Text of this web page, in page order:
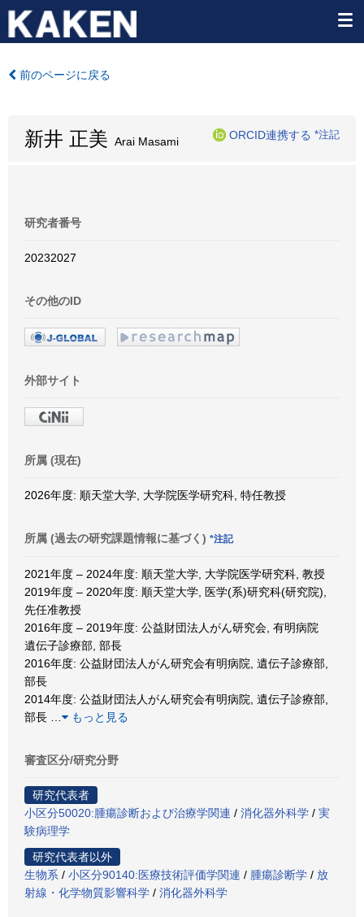
前のページに戻る
新井 正美 Arai Masami
ORCID連携する *注記
研究者番号
20232027
その他のID
外部サイト
所属 (現在)
2026年度: 順天堂大学, 大学院医学研究科, 特任教授
所属 (過去の研究課題情報に基づく) *注記
2021年度 – 2024年度: 順天堂大学, 大学院医学研究科, 教授
2019年度 – 2020年度: 順天堂大学, 医学(系)研究科(研究院),
先任准教授
2016年度 – 2019年度: 公益財団法人がん研究会, 有明病院
遺伝子診療部, 部長
2016年度: 公益財団法人がん研究会有明病院, 遺伝子診療部,
部長
2014年度: 公益財団法人がん研究会有明病院, 遺伝子診療部,
部長
もっと見る
審査区分/研究分野
研究代表者
小区分50020:腫瘍診断および治療学関連 / 消化器外科学 / 実
験病理学
研究代表者以外
生物系 / 小区分90140:医療技術評価学関連 / 腫瘍診断学 / 放
射線・化学物質影響科学 / 消化器外科学